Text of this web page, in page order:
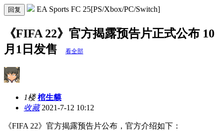
回复 EA Sports FC 25[PS/Xbox/PC/Switch]
《FIFA 22》官方揭露预告片正式公布 10
月1日发售
看全部
1楼 棺生貘
收藏2021-7-12 10:12
《FIFA 22》官方揭露预告片公布，官方介绍如下：